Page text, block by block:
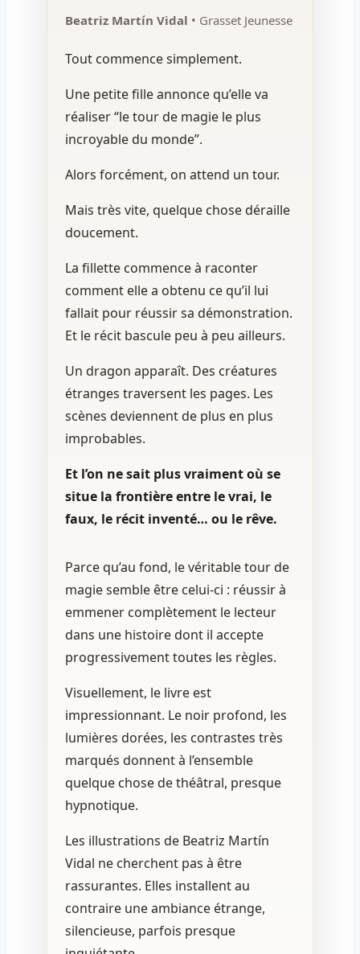
Beatriz Martín Vidal • Grasset Jeunesse
Tout commence simplement.
Une petite fille annonce qu’elle va
réaliser “le tour de magie le plus
incroyable du monde”.
Alors forcément, on attend un tour.
Mais très vite, quelque chose déraille
doucement.
La fillette commence à raconter
comment elle a obtenu ce qu’il lui
fallait pour réussir sa démonstration.
Et le récit bascule peu à peu ailleurs.
Un dragon apparaît. Des créatures
étranges traversent les pages. Les
scènes deviennent de plus en plus
improbables.
Et l’on ne sait plus vraiment où se
situe la frontière entre le vrai, le
faux, le récit inventé… ou le rêve.
Parce qu’au fond, le véritable tour de
magie semble être celui-ci : réussir à
emmener complètement le lecteur
dans une histoire dont il accepte
progressivement toutes les règles.
Visuellement, le livre est
impressionnant. Le noir profond, les
lumières dorées, les contrastes très
marqués donnent à l’ensemble
quelque chose de théâtral, presque
hypnotique.
Les illustrations de Beatriz Martín
Vidal ne cherchent pas à être
rassurantes. Elles installent au
contraire une ambiance étrange,
silencieuse, parfois presque